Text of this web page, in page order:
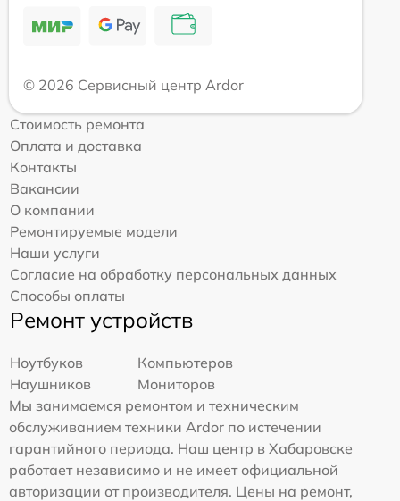
© 2026 Сервисный центр Ardor
Стоимость ремонта
Оплата и доставка
Контакты
Вакансии
О компании
Ремонтируемые модели
Наши услуги
Согласие на обработку персональных данных
Способы оплаты
Ремонт устройств
Ноутбуков
Компьютеров
Наушников
Мониторов
Мы занимаемся ремонтом и техническим
обслуживанием техники Ardor по истечении
гарантийного периода. Наш центр в Хабаровске
работает независимо и не имеет официальной
авторизации от производителя. Цены на ремонт,